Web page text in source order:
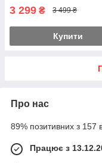
3 299 ₴ 3 499 ₴
Купити
Про нас
89% позитивних з 157
Працює з